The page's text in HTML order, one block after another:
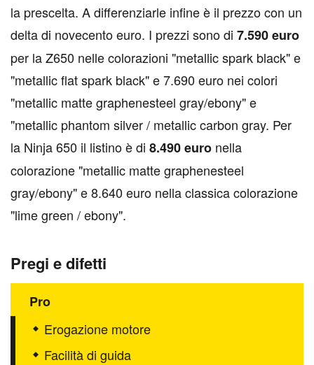
la prescelta. A differenziarle infine è il prezzo con un
delta di novecento euro. I prezzi sono di 7.590 euro
per la Z650 nelle colorazioni "metallic spark black" e
"metallic flat spark black" e 7.690 euro nei colori
"metallic matte graphenesteel gray/ebony" e
"metallic phantom silver / metallic carbon gray. Per
la Ninja 650 il listino è di 8.490 euro nella
colorazione "metallic matte graphenesteel
gray/ebony" e 8.640 euro nella classica colorazione
"lime green / ebony".
Pregi e difetti
Pro
Erogazione motore
Facilità di guida